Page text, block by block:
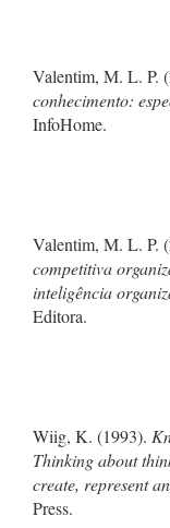
Valentim, M. L. P.
conhecimento:
InfoHome.
Valentim, M. L. P.
competitiva
inteligência
Editora.
Wiig, K. (1993).
Thinking about
create, represent
Press.